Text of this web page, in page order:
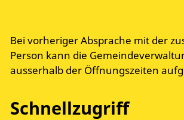
Bei vorheriger Absprache mit der
Person kann die
ausserhalb der Öffnungszeiten
Schnellzugriff